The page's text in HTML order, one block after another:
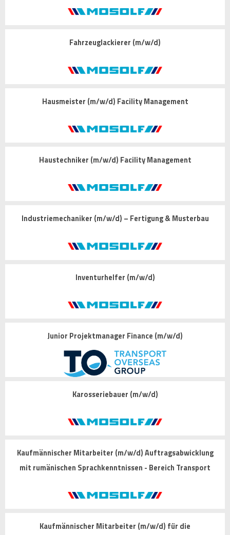
Fahrzeuglackierer (m/w/d)
Hausmeister (m/w/d) Facility Management
Haustechniker (m/w/d) Facility Management
Industriemechaniker (m/w/d) – Fertigung & Musterbau
Inventurhelfer (m/w/d)
Junior Projektmanager Finance (m/w/d)
Karosseriebauer (m/w/d)
Kaufmännischer Mitarbeiter (m/w/d) Auftragsabwicklung
mit rumänischen Sprachkenntnissen - Bereich Transport
Kaufmännischer Mitarbeiter (m/w/d) für die